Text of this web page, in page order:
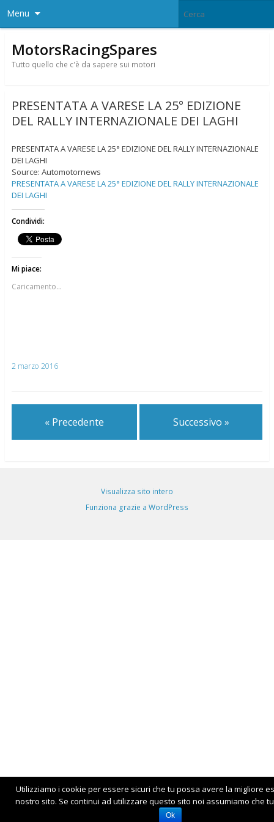
Menu
MotorsRacingSpares
Tutto quello che c'è da sapere sui motori
PRESENTATA A VARESE LA 25° EDIZIONE
DEL RALLY INTERNAZIONALE DEI LAGHI
PRESENTATA A VARESE LA 25° EDIZIONE DEL RALLY INTERNAZIONALE
DEI LAGHI
Source: Automotornews
PRESENTATA A VARESE LA 25° EDIZIONE DEL RALLY INTERNAZIONALE
DEI LAGHI
Condividi:
Mi piace:
Caricamento...
2 marzo 2016
« Precedente Successivo »
Visualizza sito intero
Funziona grazie a WordPress
Utilizziamo i cookie per essere sicuri che tu possa avere la migliore
nostro sito. Se continui ad utilizzare questo sito noi assumiamo che
Ok